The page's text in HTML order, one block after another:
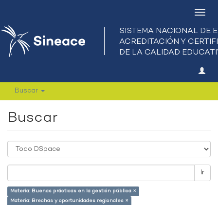
Buscar
Buscar
Ir
Materia: Buenas prácticas en la gestión pública ×
Materia: Brechas y oportunidades regionales ×